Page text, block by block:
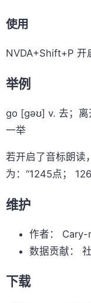
使用
NVDA+Shift+P 开
举例
go [ɡəʊ] v. 去；离
一举
若开启了音标朗读
为：“1245点；
维护
作者：
数据贡献：
下载